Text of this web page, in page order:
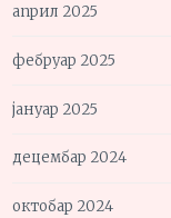
април 2025
фебруар 2025
јануар 2025
децембар 2024
октобар 2024